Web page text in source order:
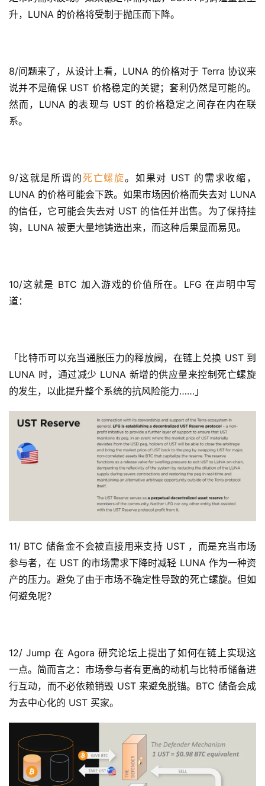
升，LUNA 的价格将受制于抛压而下降。
8/问题来了，从设计上看，LUNA 的价格对于 Terra 协议来
说并不是确保 UST 价格稳定的关键；套利仍然是可能的。
然而，LUNA 的表现与 UST 的价格稳定之间存在内在联
系。
9/这就是所谓的死亡螺旋。如果对 UST 的需求收缩，
LUNA 的价格可能会下跌。如果市场因价格而失去对 LUNA
的信任，它可能会失去对 UST 的信任并出售。为了保持挂
钩，LUNA 被更大量地铸造出来，而这种后果显而易见。
10/这就是 BTC 加入游戏的价值所在。LFG 在声明中写
道：
「比特币可以充当通胀压力的释放阀，在链上兑换 UST 到
LUNA 时，通过减少 LUNA 新增的供应量来控制死亡螺旋
的发生，以此提升整个系统的抗风险能力……」
11/ BTC 储备金不会被直接用来支持 UST ，而是充当市场
参与者，在 UST 的市场需求下降时减轻 LUNA 作为一种资
产的压力。避免了由于市场不确定性导致的死亡螺旋。但如
何避免呢？
12/ Jump 在 Agora 研究论坛上提出了如何在链上实现这
一点。简而言之：市场参与者有更高的动机与比特币储备进
行互动，而不必依赖销毁 UST 来避免脱锚。BTC 储备会成
为去中心化的 UST 买家。